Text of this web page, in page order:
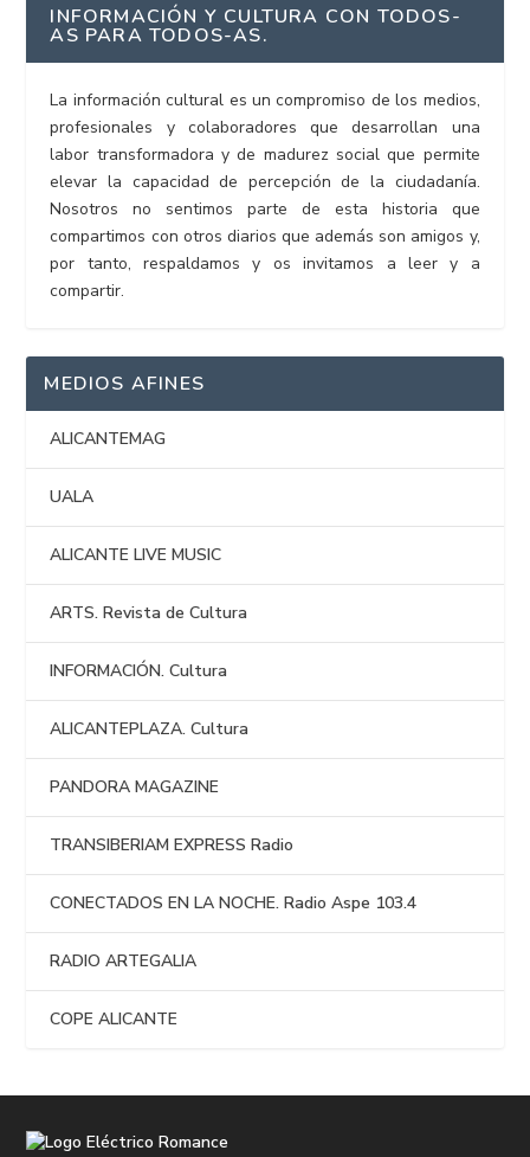
INFORMACIÓN Y CULTURA CON TODOS-
AS PARA TODOS-AS.
La información cultural es un compromiso de los medios,
profesionales y colaboradores que desarrollan una
labor transformadora y de madurez social que permite
elevar la capacidad de percepción de la ciudadanía.
Nosotros no sentimos parte de esta historia que
compartimos con otros diarios que además son amigos y,
por tanto, respaldamos y os invitamos a leer y a
compartir.
MEDIOS AFINES
ALICANTEMAG
UALA
ALICANTE LIVE MUSIC
ARTS. Revista de Cultura
INFORMACIÓN. Cultura
ALICANTEPLAZA. Cultura
PANDORA MAGAZINE
TRANSIBERIAM EXPRESS Radio
CONECTADOS EN LA NOCHE. Radio Aspe 103.4
RADIO ARTEGALIA
COPE ALICANTE